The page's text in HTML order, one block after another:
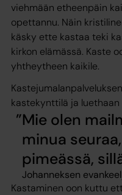
viehmään etheenpäin
opettannu. Näin
käsky ette kastaa teki
kirkon elämässä. Kaste
yhtheytheen kaikile.
kastekynttilä ja
Mie olen
minua
pimeässä,
Johanneksen
Kastaminen oon kuttu